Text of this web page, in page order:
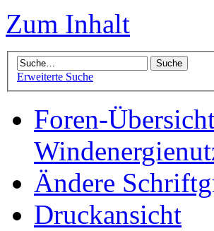
Zum Inhalt
Erweiterte Suche
Foren-
Ändere
Druckansicht